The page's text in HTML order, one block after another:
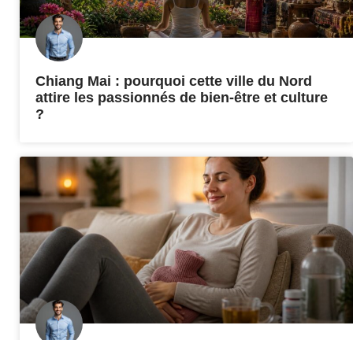
Chiang Mai : pourquoi cette ville du Nord
attire les passionnés de bien-être et culture
?